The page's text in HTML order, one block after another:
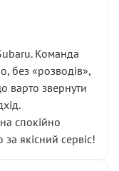
Команда
без «розводів»,
варто звернути
спокійно
якісний сервіс!